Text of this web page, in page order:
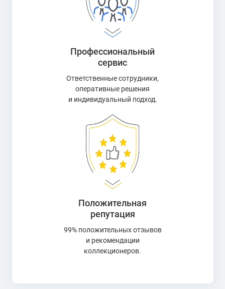
Профессиональный
сервис
Ответственные сотрудники,
оперативные решения
и индивидуальный подход.
Положительная
репутация
99% положительных отзывов
и рекомендации
коллекционеров.